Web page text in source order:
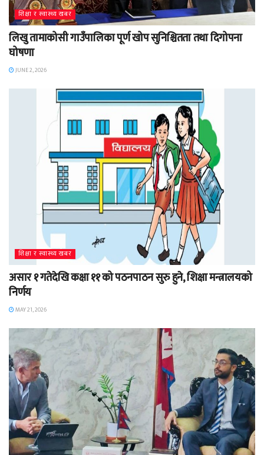
शिक्षा र स्वास्थ्य खबर
लिखु तामाकोसी गाउँपालिका पूर्ण खोप सुनिश्चितता तथा दिगोपना
घोषणा
JUNE 2, 2026
शिक्षा र स्वास्थ्य खबर
असार १ गतेदेखि कक्षा ११ को पठनपाठन सुरु हुने, शिक्षा मन्त्रालयको
निर्णय
MAY 21, 2026